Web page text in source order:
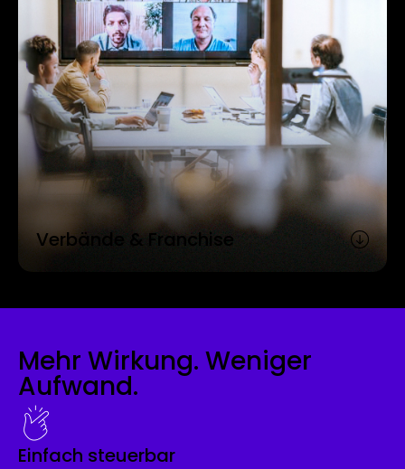
Verbände & Franchise
Mehr Wirkung. Weniger
Aufwand.
Einfach steuerbar